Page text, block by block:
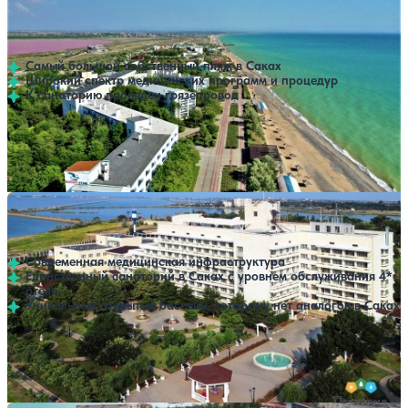
4.81336 отзывов
Саки
Самый большой собственный пляж в Саках
Широкий спектр медицинских программ и процедур
К санаторию проведен грязепровод
Профилей лечения:9 Крытый бассейн
SPA
Расстояние до пляжа: 20 метров.
Санаторий Сакрополь
4.6372 отзыва
Саки
Современная медицинская инфраструктура
Единственный санаторий в Саках с уровнем обслуживания 4*
отеля
Уникальный открытый бассейн, которому нет аналогов в Саках
Профилей лечения:11 Открытый бассейн
SPA
Нет цен или свободных мест на выбранные даты
Выбрать другой вариант